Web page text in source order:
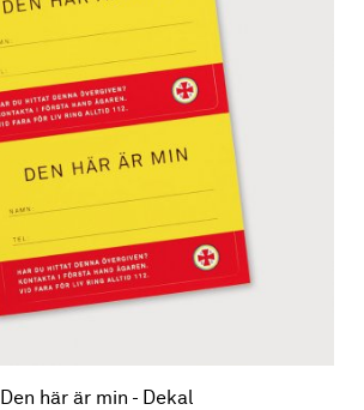
Den här är min - Dekal